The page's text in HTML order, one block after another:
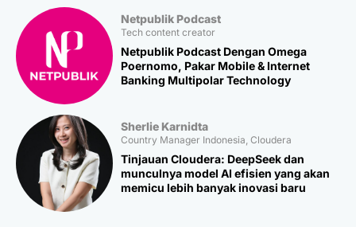
Netpublik Podcast
Tech content creator
Netpublik Podcast Dengan Omega
Poernomo, Pakar Mobile & Internet
Banking Multipolar Technology
Sherlie Karnidta
Country Manager Indonesia, Cloudera
Tinjauan Cloudera: DeepSeek dan
munculnya model AI efisien yang akan
memicu lebih banyak inovasi baru